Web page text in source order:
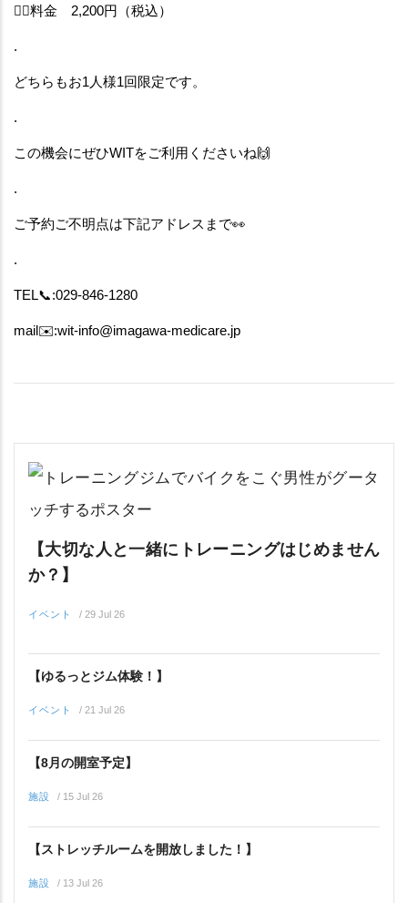
👉🏻料金　2,200円（税込）
.
どちらもお1人様1回限定です。
.
この機会にぜひWITをご利用くださいね🙌
.
ご予約ご不明点は下記アドレスまで👀
.
TEL📞:029-846-1280
mail✉️:wit-info@imagawa-medicare.jp
【大切な人と一緒にトレーニングはじめません
か？】
イベント / 29 Jul 26
【ゆるっとジム体験！】
イベント / 21 Jul 26
【8月の開室予定】
施設 / 15 Jul 26
【ストレッチルームを開放しました！】
施設 / 13 Jul 26